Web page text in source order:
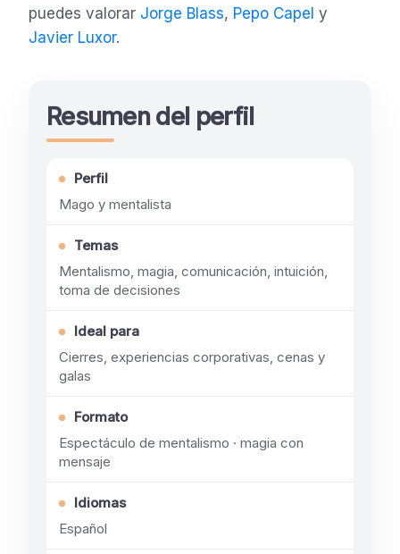
puedes valorar Jorge Blass, Pepo Capel y
Javier Luxor.
Resumen del perfil
Perfil
Mago y mentalista
Temas
Mentalismo, magia, comunicación, intuición,
toma de decisiones
Ideal para
Cierres, experiencias corporativas, cenas y
galas
Formato
Espectáculo de mentalismo · magia con
mensaje
Idiomas
Español